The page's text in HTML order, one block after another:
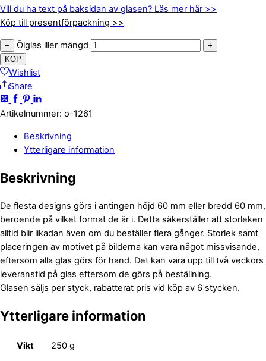
Vill du ha text på baksidan av glasen? Läs mer här >>
Köp till presentförpackning >>
− Ölglas iller mängd
+
KÖP
Wishlist
Share
Artikelnummer: o-1261
Beskrivning
Ytterligare information
Beskrivning
De flesta designs görs i antingen höjd 60 mm eller bredd 60 mm,
beroende på vilket format de är i. Detta säkerställer att storleken
alltid blir likadan även om du beställer flera gånger. Storlek samt
placeringen av motivet på bilderna kan vara något missvisande,
eftersom alla glas görs för hand. Det kan vara upp till två veckors
leveranstid på glas eftersom de görs på beställning.
Glasen säljs per styck, rabatterat pris vid köp av 6 stycken.
Ytterligare information
Vikt 250 g